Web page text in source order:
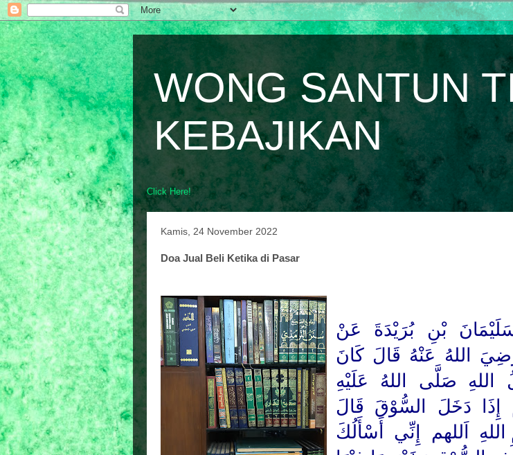
WONG SANTUN
KEBAJIKAN
Click Here!
Kamis, 24 November 2022
Doa Jual Beli Ketika di Pasar
بْنِ بُرَيْدَةَ عَنْ
رَضِيَ اللهُ عَنْهُ قَالَ كَانَ
صَلَّى اللهُ عَلَيْهِ
إِذَا دَخَلَ السُّوْقَ قَالَ
اَللهم إِنِّي أَسْأَلُكَ